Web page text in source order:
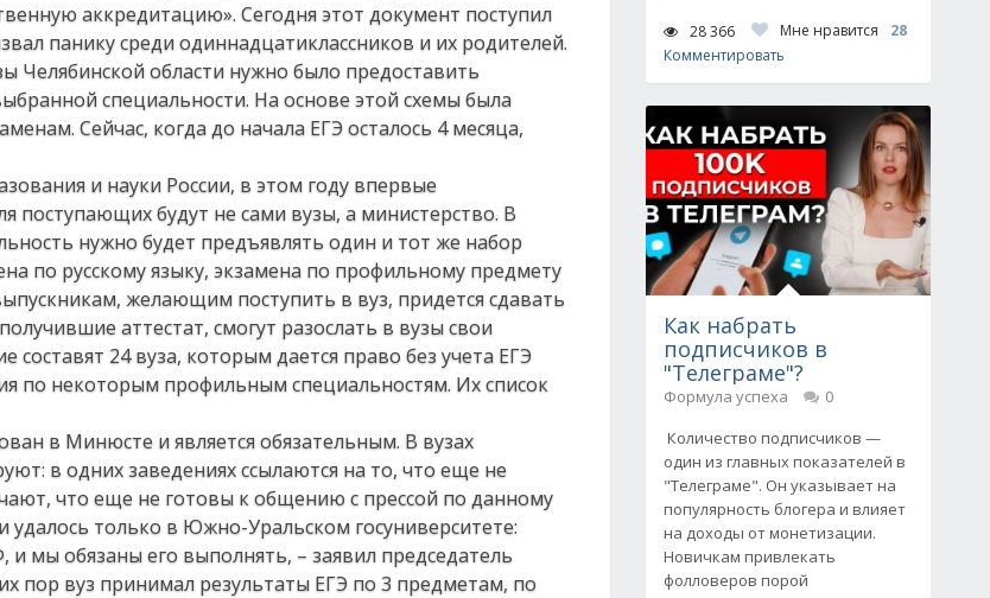
аккредитацию». Сегодня этот документ поступил
панику среди одиннадцатиклассников и их родителей.
Челябинской области нужно было предоставить
специальности. На основе этой схемы была
Сейчас, когда до начала ЕГЭ осталось 4 месяца,
и науки России, в этом году впервые
поступающих будут не сами вузы, а министерство. В
нужно будет предъявлять один и тот же набор
по русскому языку, экзамена по профильному предмету
желающим поступить в вуз, придется сдавать
аттестат, смогут разослать в вузы свои
24 вуза, которым дается право без учета ЕГЭ
по некоторым профильным специальностям. Их список
в Минюсте и является обязательным. В вузах
в одних заведениях ссылаются на то, что еще не
что еще не готовы к общению с прессой по данному
только в Южно-Уральском госуниверситете:
мы обязаны его выполнять, – заявил председатель
пор вуз принимал результаты ЕГЭ по 3 предметам, по
28 366 Мне нравится
28
Комментировать
Как набрать
подписчиков в
"Телеграме"?
Формула успеха
0
Количество подписчиков —
один из главных показателей в
"Телеграме". Он указывает на
популярность блогера и влияет
на доходы от монетизации.
Новичкам привлекать
фолловеров порой